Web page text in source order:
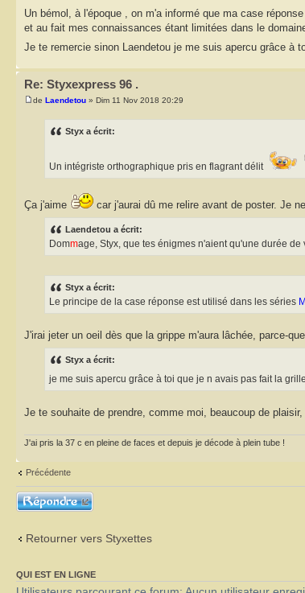
Un bémol, à l'époque , on m'a informé que ma case
et au fait mes connaissances étant limitées dans le
Je te remercie sinon Laendetou je me suis apercu grâce à
Re: Styxexpress 96 .
de Laendetou » Dim 11 Nov 2018 20:29
Styx a écrit:
Un intégriste orthographique pris en flagrant délit
Ça j'aime car j'aurai dû me relire avant de poster. Je
Laendetou a écrit:
Dommage, Styx, que tes énigmes n'aient qu'une durée
Styx a écrit:
Le principe de la case réponse est utilisé dans les séries
J'irai jeter un oeil dès que la grippe m'aura lâchée, parce-
Styx a écrit:
je me suis apercu grâce à toi que je n avais pas fait la
Je te souhaite de prendre, comme moi, beaucoup de
J'ai pris la 37 c en pleine de faces et depuis je décode à plein tube !
Précédente
Répondre
Retourner vers Styxettes
QUI EST EN LIGNE